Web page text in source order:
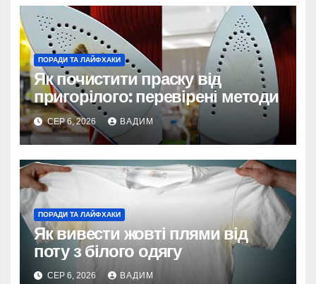
ПОРАДИ ТА ЛАЙФХАКИ
Як почистити праску від
пригорілого: перевірені методи
СЕР 6, 2026 ВАДИМ
ПОРАДИ ТА ЛАЙФХАКИ
Як вивести жовті плями від
поту з білого одягу
СЕР 6, 2026 ВАДИМ